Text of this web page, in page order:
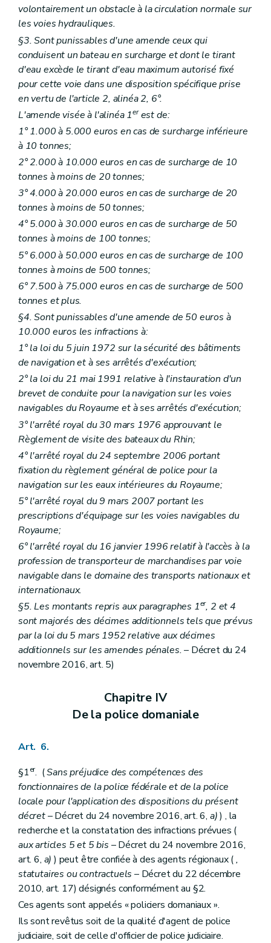
volontairement un obstacle à la circulation normale sur
les voies hydrauliques.
§3. Sont punissables d'une amende ceux qui
conduisent un bateau en surcharge et dont le tirant
d'eau excède le tirant d'eau maximum autorisé fixé
pour cette voie dans une disposition spécifique prise
en vertu de l'article 2, alinéa 2, 6°.
L'amende visée à l'alinéa 1erest de:
1° 1.000 à 5.000 euros en cas de surcharge inférieure
à 10 tonnes;
2° 2.000 à 10.000 euros en cas de surcharge de 10
tonnes à moins de 20 tonnes;
3° 4.000 à 20.000 euros en cas de surcharge de 20
tonnes à moins de 50 tonnes;
4° 5.000 à 30.000 euros en cas de surcharge de 50
tonnes à moins de 100 tonnes;
5° 6.000 à 50.000 euros en cas de surcharge de 100
tonnes à moins de 500 tonnes;
6° 7.500 à 75.000 euros en cas de surcharge de 500
tonnes et plus.
§4. Sont punissables d'une amende de 50 euros à
10.000 euros les infractions à:
1° la loi du 5 juin 1972 sur la sécurité des bâtiments
de navigation et à ses arrêtés d'exécution;
2° la loi du 21 mai 1991 relative à l'instauration d'un
brevet de conduite pour la navigation sur les voies
navigables du Royaume et à ses arrêtés d'exécution;
3° l'arrêté royal du 30 mars 1976 approuvant le
Règlement de visite des bateaux du Rhin;
4° l'arrêté royal du 24 septembre 2006 portant
fixation du règlement général de police pour la
navigation sur les eaux intérieures du Royaume;
5° l'arrêté royal du 9 mars 2007 portant les
prescriptions d'équipage sur les voies navigables du
Royaume;
6° l'arrêté royal du 16 janvier 1996 relatif à l'accès à la
profession de transporteur de marchandises par voie
navigable dans le domaine des transports nationaux et
internationaux.
§5. Les montants repris aux paragraphes 1er, 2 et 4
sont majorés des décimes additionnels tels que prévus
par la loi du 5 mars 1952 relative aux décimes
additionnels sur les amendes pénales.– Décret du 24
novembre 2016, art. 5)
Chapitre IV
De la police domaniale
Art. 6.
§1er. (Sans préjudice des compétences des
fonctionnaires de la police fédérale et de la police
locale pour l'application des dispositions du présent
décret– Décret du 24 novembre 2016, art. 6, a)) , la
recherche et la constatation des infractions prévues (
aux articles 5 et 5bis – Décret du 24 novembre 2016,
art. 6, a) ) peut être confiée à des agents régionaux (,
statutaires ou contractuels – Décret du 22 décembre
2010, art. 17) désignés conformément au §2.
Ces agents sont appelés « policiers domaniaux ».
Ils sont revêtus soit de la qualité d'agent de police
judiciaire, soit de celle d'officier de police judiciaire.